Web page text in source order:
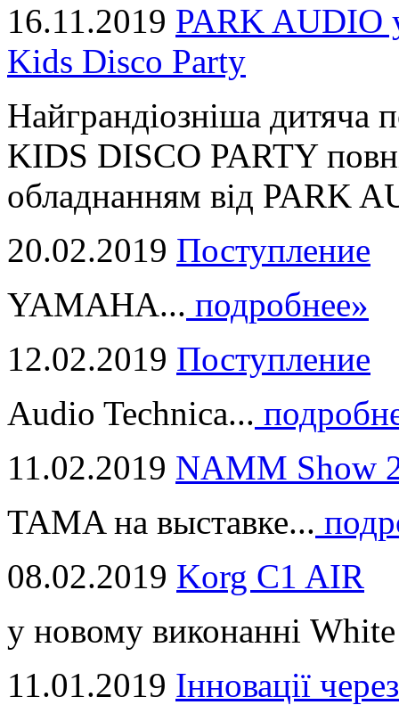
16.11.2019 PARK AUDIO
Kids Disco Party
Найграндіозніша дитяча
KIDS DISCO PARTY
обладнанням від PARK
20.02.2019 Поступление
YAMAHA... подробнее»
12.02.2019 Поступление
Audio Technica...
11.02.2019 NAMM Show
TAMA на выставке...
08.02.2019 Korg C1 AIR
у новому виконанні
11.01.2019 Інновації